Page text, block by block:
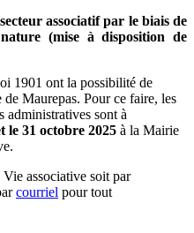
associatif par le biais de
(mise à disposition de
1901 ont la possibilité de
Maurepas. Pour ce faire, les
administratives sont à
le 31 octobre 2025 à la Mairie
Vie associative soit par
courriel pour tout